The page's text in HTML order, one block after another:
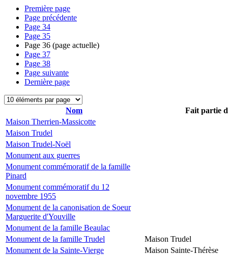
Première page
Page précédente
Page 34
Page 35
Page 36 (page actuelle)
Page 37
Page 38
Page suivante
Dernière page
Nom
Fait partie
Maison Therrien-Massicotte
Maison Trudel
Maison Trudel-Noël
Monument aux guerres
Monument commémoratif de la famille
Pinard
Monument commémoratif du 12
novembre 1955
Monument de la canonisation de Soeur
Marguerite d'Youville
Monument de la famille Beaulac
Monument de la famille Trudel
Maison Trudel
Monument de la Sainte-Vierge
Maison Sainte-Thérèse